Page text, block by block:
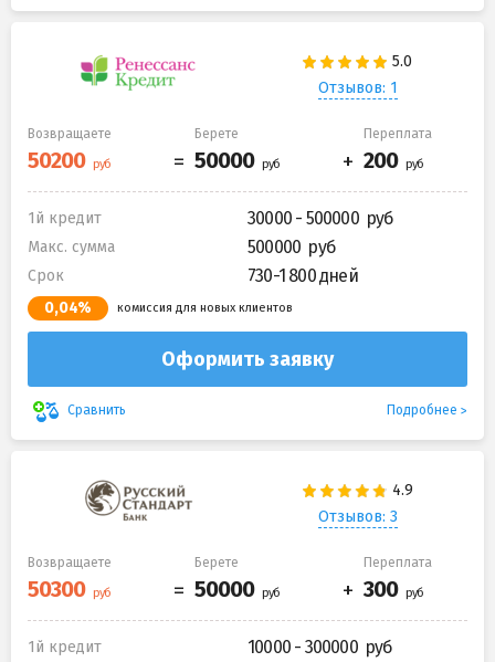
Отзывов: 1
Возвращаете Берете Переплата
1й кредит 30000 - 500000
Макс. сумма 500000
Срок 730-1 800 дней
0,04% комиссия для новых клиентов
Оформить заявку
Сравнить Подробнее
Отзывов: 3
Возвращаете Берете Переплата
1й кредит 10000 - 300000